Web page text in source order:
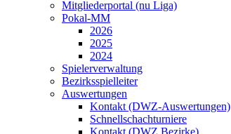
Mitgliederportal (nu Liga)
Pokal-MM
2026
2025
2024
Spielerverwaltung
Bezirksspielleiter
Auswertungen
Kontakt (DWZ-Auswertungen)
Schnellschachturniere
Kontakt (DWZ Bezirke)